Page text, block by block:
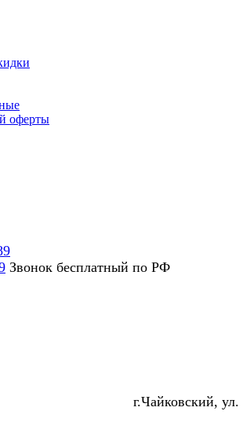
оферты
Звонок бесплатный по РФ
г.Чайковский,